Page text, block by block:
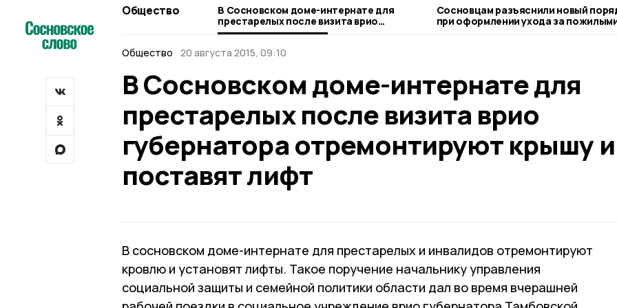
Общество
В Сосновском доме-интернате для
престарелых после визита врио
губернатора отремонтируют крышу и
Сосновцам разъяснили новый
при оформлении ухода за
людьми
Общество
20 августа 2015, 09:10
В Сосновском доме-интернате для
престарелых после визита врио
губернатора отремонтируют крышу и
поставят лифт
В сосновском доме-интернате для престарелых и инвалидов отремонтируют
кровлю и установят лифты. Такое поручение начальнику управления
социальной защиты и семейной политики области дал во время вчерашней